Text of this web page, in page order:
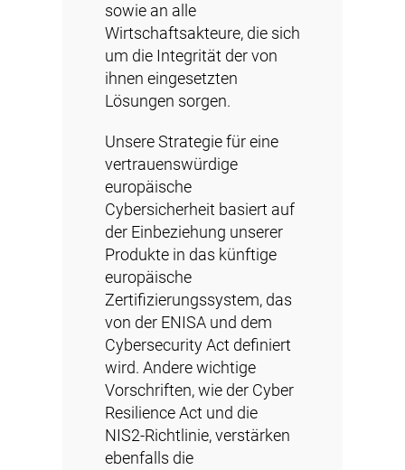
sowie an alle
Wirtschaftsakteure, die sich
um die Integrität der von
ihnen eingesetzten
Lösungen sorgen.
Unsere Strategie für eine
vertrauenswürdige
europäische
Cybersicherheit basiert auf
der Einbeziehung unserer
Produkte in das künftige
europäische
Zertifizierungssystem, das
von der ENISA und dem
Cybersecurity Act definiert
wird. Andere wichtige
Vorschriften, wie der Cyber
Resilience Act und die
NIS2-Richtlinie, verstärken
ebenfalls die